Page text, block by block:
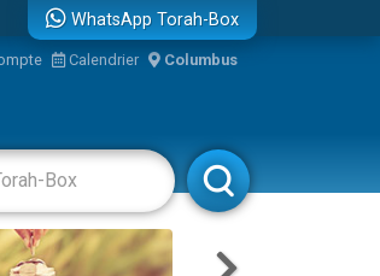
WhatsApp Torah-Box
Calendrier Columbus
Rabbanim